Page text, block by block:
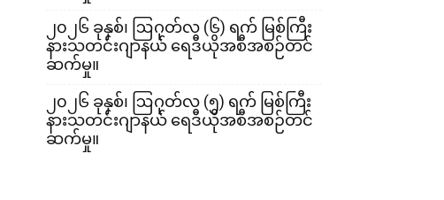
၂၀၂၆ ခုနှစ်၊ ဩဂုတ်လ (၆) ရက် မြစ်ကြီး
နားသတင်းဂျာနယ် ရေဒီယိုအစီအစဉ်တင်
ဆက်မှု။
၂၀၂၆ ခုနှစ်၊ ဩဂုတ်လ (၅) ရက် မြစ်ကြီး
နားသတင်းဂျာနယ် ရေဒီယိုအစီအစဉ်တင်
ဆက်မှု။